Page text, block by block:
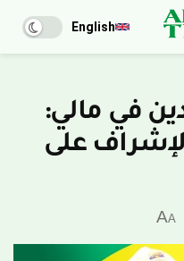
English
في مالي:
على
A
A